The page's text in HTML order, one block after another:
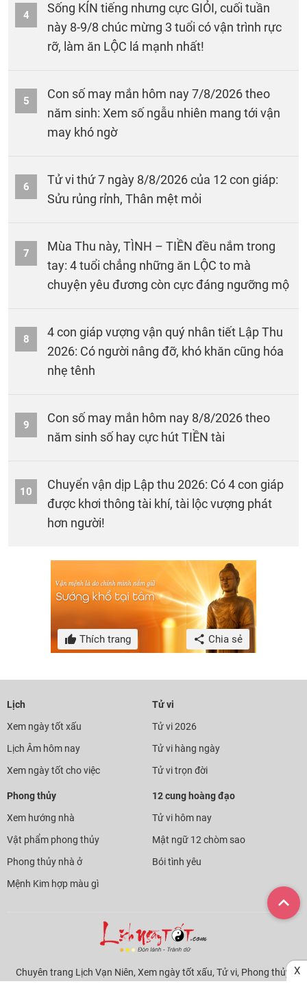
4
Sống KÍN tiếng nhưng cực GIỎI, cuối tuần
này 8-9/8 chúc mừng 3 tuổi có vận trình rực
rỡ, làm ăn LỘC lá mạnh nhất!
5
Con số may mắn hôm nay 7/8/2026 theo
năm sinh: Xem số ngẫu nhiên mang tới vận
may khó ngờ
6
Tử vi thứ 7 ngày 8/8/2026 của 12 con giáp:
Sửu rủng rỉnh, Thân mệt mỏi
7
Mùa Thu này, TÌNH – TIỀN đều nắm trong
tay: 4 tuổi chẳng những ăn LỘC to mà
chuyện yêu đương còn cực đáng ngưỡng mộ
8
4 con giáp vượng vận quý nhân tiết Lập Thu
2026: Có người nâng đỡ, khó khăn cũng hóa
nhẹ tênh
9
Con số may mắn hôm nay 8/8/2026 theo
năm sinh số hay cực hút TIỀN tài
10
Chuyển vận dịp Lập thu 2026: Có 4 con giáp
được khơi thông tài khí, tài lộc vượng phát
hơn người!
Thích trang Chia sẻ
Lịch
Xem ngày tốt xấu
Lịch Âm hôm nay
Xem ngày tốt cho việc
Tử vi
Tử vi 2026
Tử vi hàng ngày
Tử vi trọn đời
Phong thủy
Xem hướng nhà
Vật phẩm phong thủy
Phong thủy nhà ở
Mệnh Kim hợp màu gì
12 cung hoàng đạo
Tử vi hôm nay
Mật ngữ 12 chòm sao
Bói tình yêu
Chuyên trang Lịch Vạn Niên, Xem ngày tốt xấu, Tử vi, Phong thủy,
X